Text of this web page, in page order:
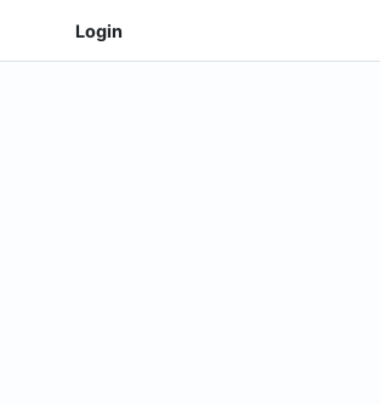
Login